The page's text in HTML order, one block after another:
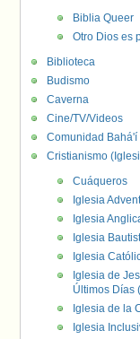
Biblia Queer
Otro Dios es
Biblioteca
Budismo
Caverna
Cine/TV/Videos
Comunidad Bahá'í
Cristianismo
Cuáqueros
Iglesia
Iglesia
Iglesia
Iglesia
Iglesia de
Últimos Días
Iglesia de la
Iglesia